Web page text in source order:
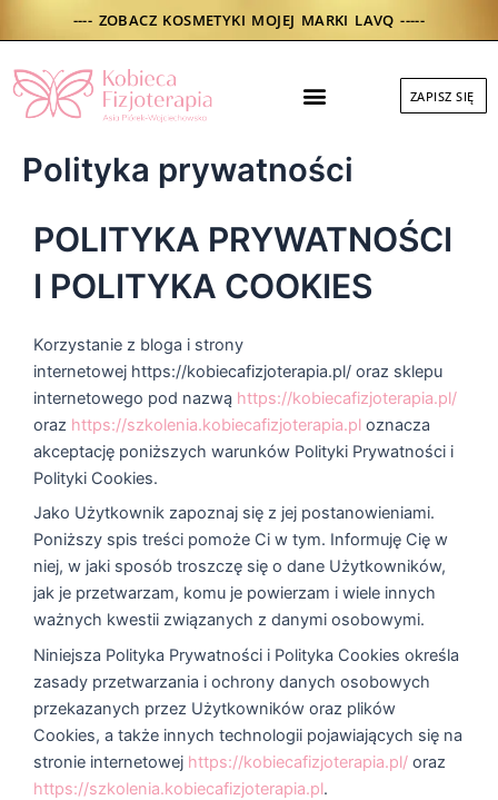
to
content
---- ZOBACZ KOSMETYKI MOJEJ MARKI LAVQ -----
Menu ZAPISZ SIĘ
Polityka prywatności
POLITYKA PRYWATNOŚCI
I POLITYKA COOKIES
Korzystanie z bloga i strony
internetowej https://kobiecafizjoterapia.pl/ oraz sklepu
internetowego pod nazwą https://kobiecafizjoterapia.pl/
oraz https://szkolenia.kobiecafizjoterapia.pl oznacza
akceptację poniższych warunków Polityki Prywatności i
Polityki Cookies.
Jako Użytkownik zapoznaj się z jej postanowieniami.
Poniższy spis treści pomoże Ci w tym. Informuję Cię w
niej, w jaki sposób troszczę się o dane Użytkowników,
jak je przetwarzam, komu je powierzam i wiele innych
ważnych kwestii związanych z danymi osobowymi.
Niniejsza Polityka Prywatności i Polityka Cookies określa
zasady przetwarzania i ochrony danych osobowych
przekazanych przez Użytkowników oraz plików
Cookies, a także innych technologii pojawiających się na
stronie internetowej https://kobiecafizjoterapia.pl/ oraz
https://szkolenia.kobiecafizjoterapia.pl.